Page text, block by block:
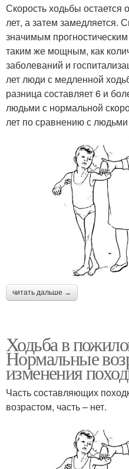
Скорость ходьбы
лет, а затем замедляется.
значимым
таким же мощным, как
заболеваний и
лет люди с медленной
разница составляет 6 и
людьми с нормальной
лет по сравнению с
читать дальше →
Ходьба в
Нормальные
изменения
Часть составляющих
возрастом, часть – нет.